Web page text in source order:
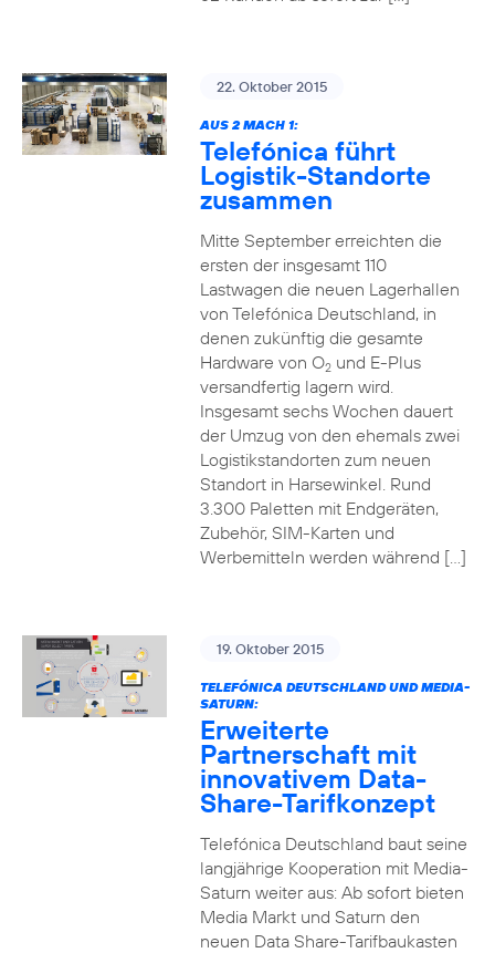
22. Oktober 2015
AUS 2 MACH 1:
Telefónica führt
Logistik-Standorte
zusammen
Mitte September erreichten die
ersten der insgesamt 110
Lastwagen die neuen Lagerhallen
von Telefónica Deutschland, in
denen zukünftig die gesamte
Hardware von O2und E-Plus
versandfertig lagern wird.
Insgesamt sechs Wochen dauert
der Umzug von den ehemals zwei
Logistikstandorten zum neuen
Standort in Harsewinkel. Rund
3.300 Paletten mit Endgeräten,
Zubehör, SIM-Karten und
Werbemitteln werden während […]
19. Oktober 2015
TELEFÓNICA DEUTSCHLAND UND MEDIA-
SATURN:
Erweiterte
Partnerschaft mit
innovativem Data-
Share-Tarifkonzept
Telefónica Deutschland baut seine
langjährige Kooperation mit Media-
Saturn weiter aus: Ab sofort bieten
Media Markt und Saturn den
neuen Data Share-Tarifbaukasten